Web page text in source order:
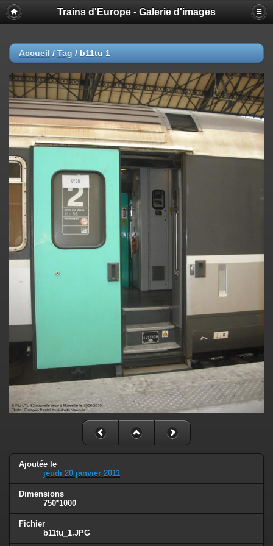
Trains d'Europe - Galerie d'images
Accueil / Tag / b11tu 1
Ajoutée le
jeudi 20 janvier 2011
Dimensions
750*1000
Fichier
b11tu_1.JPG